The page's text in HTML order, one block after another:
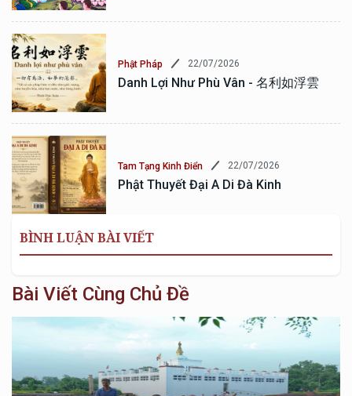
Phật Pháp 22/07/2026
Danh Lợi Như Phù Vân - 名利如浮雲
Tam Tạng Kinh Điển 22/07/2026
Phật Thuyết Đại A Di Đà Kinh
BÌNH LUẬN BÀI VIẾT
Bài Viết Cùng Chủ Đề